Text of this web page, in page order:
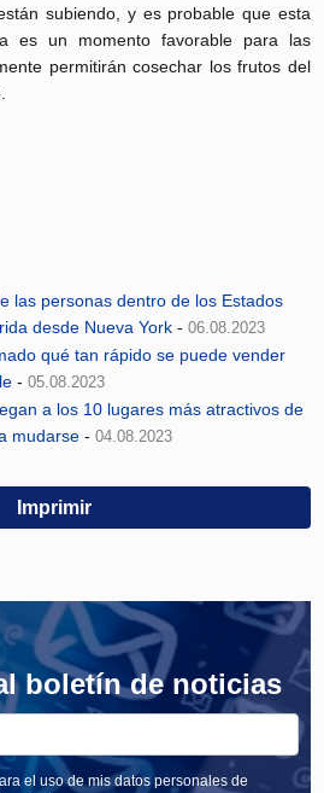
subiendo, y es probable que esta
es un momento favorable para las
permitirán cosechar los frutos del
las personas dentro de los Estados
desde Nueva York -06.08.2023
qué tan rápido se puede vender
-05.08.2023
a los 10 lugares más atractivos de
mudarse -04.08.2023
Imprimir
boletín de noticias
el uso de mis datos personales de